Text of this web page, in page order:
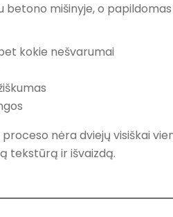
betono mišinyje, o
kokie nešvarumai
nėra dviejų visiškai
tekstūrą ir išvaizdą.